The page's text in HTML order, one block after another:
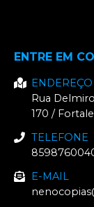
ENTRE EM
ENDEREÇO
Rua
170 /
TELEFONE
E-MAIL